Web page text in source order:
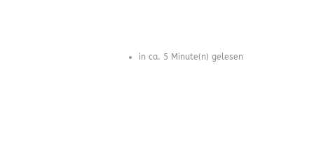
in ca. 5 Minute(n) gelesen